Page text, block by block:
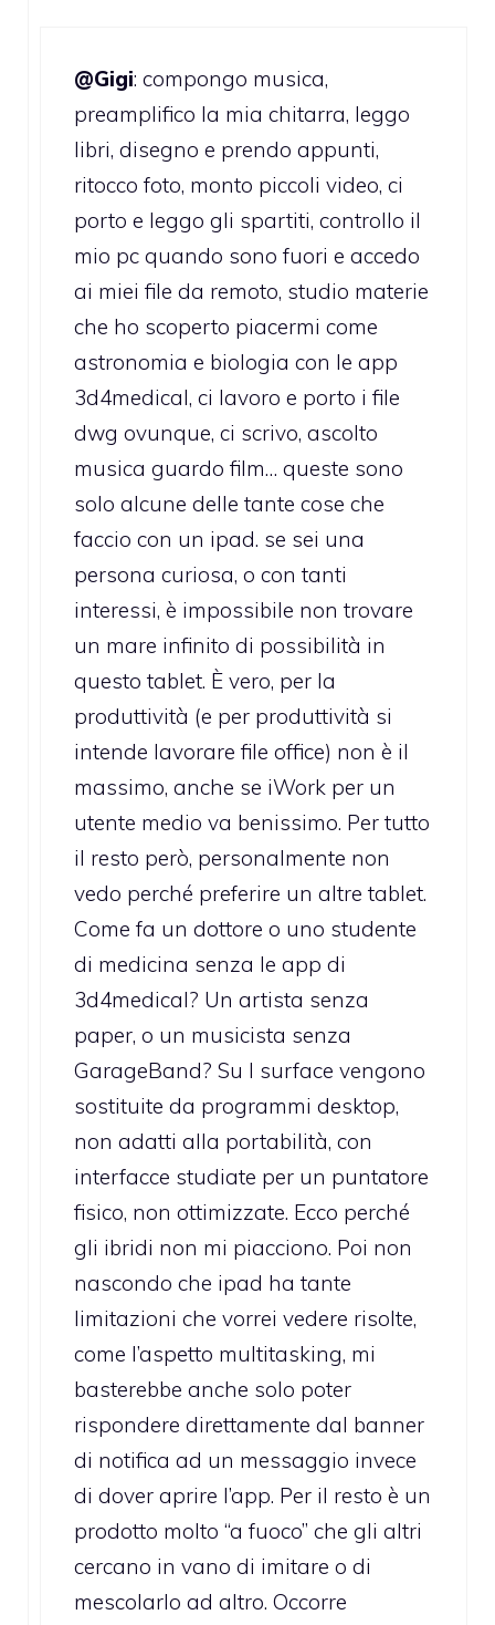
@Gigi: compongo musica,
preamplifico la mia chitarra, leggo
libri, disegno e prendo appunti,
ritocco foto, monto piccoli video, ci
porto e leggo gli spartiti, controllo il
mio pc quando sono fuori e accedo
ai miei file da remoto, studio materie
che ho scoperto piacermi come
astronomia e biologia con le app
3d4medical, ci lavoro e porto i file
dwg ovunque, ci scrivo, ascolto
musica guardo film… queste sono
solo alcune delle tante cose che
faccio con un ipad. se sei una
persona curiosa, o con tanti
interessi, è impossibile non trovare
un mare infinito di possibilità in
questo tablet. È vero, per la
produttività (e per produttività si
intende lavorare file office) non è il
massimo, anche se iWork per un
utente medio va benissimo. Per tutto
il resto però, personalmente non
vedo perché preferire un altre tablet.
Come fa un dottore o uno studente
di medicina senza le app di
3d4medical? Un artista senza
paper, o un musicista senza
GarageBand? Su l surface vengono
sostituite da programmi desktop,
non adatti alla portabilità, con
interfacce studiate per un puntatore
fisico, non ottimizzate. Ecco perché
gli ibridi non mi piacciono. Poi non
nascondo che ipad ha tante
limitazioni che vorrei vedere risolte,
come l’aspetto multitasking, mi
basterebbe anche solo poter
rispondere direttamente dal banner
di notifica ad un messaggio invece
di dover aprire l’app. Per il resto è un
prodotto molto “a fuoco” che gli altri
cercano in vano di imitare o di
mescolarlo ad altro. Occorre